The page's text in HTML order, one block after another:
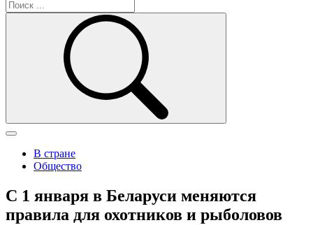
В стране
Общество
С 1 января в Беларуси меняются
правила для охотников и рыболовов